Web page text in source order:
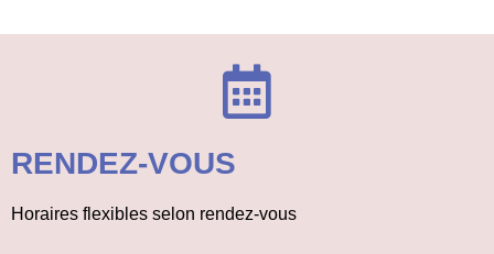
RENDEZ-VOUS
Horaires flexibles selon rendez-vous